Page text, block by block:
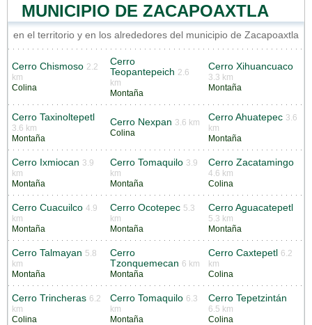
MUNICIPIO DE ZACAPOAXTLA
en el territorio y en los alrededores del municipio de Zacapoaxtla
Cerro Chismoso 2.2
km
Colina
Cerro
Teopantepeich 2.6
km
Montaña
Cerro Xihuancuaco
3.3 km
Montaña
Cerro Taxinoltepetl
3.6 km
Montaña
Cerro Nexpan 3.6 km
Colina
Cerro Ahuatepec 3.6
km
Montaña
Cerro Ixmiocan 3.9
km
Montaña
Cerro Tomaquilo 3.9
km
Montaña
Cerro Zacatamingo
4.6 km
Colina
Cerro Cuacuilco 4.9
km
Montaña
Cerro Ocotepec 5.3
km
Montaña
Cerro Aguacatepetl
5.3 km
Montaña
Cerro Talmayan 5.8
km
Montaña
Cerro
Tzonquemecan 6 km
Montaña
Cerro Caxtepetl
6.2
km
Colina
Cerro Trincheras 6.2
km
Colina
Cerro Tomaquilo 6.3
km
Montaña
Cerro Tepetzintán
6.5 km
Colina